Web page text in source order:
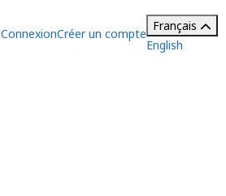
ConnexionCréer un compte
Français
English